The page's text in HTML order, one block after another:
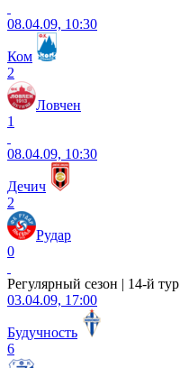
08.04.09, 10:30
Ком
2
Ловчен
1
08.04.09, 10:30
Дечич
2
Рудар
0
Регулярный сезон | 14-й тур
03.04.09, 17:00
Будучность
6